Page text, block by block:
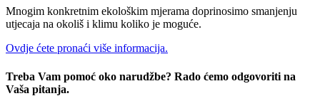
Mnogim konkretnim ekološkim mjerama doprinosimo smanjenju
utjecaja na okoliš i klimu koliko je moguće.
Ovdje ćete pronaći više informacija.
Treba Vam pomoć oko narudžbe? Rado ćemo odgovoriti na
Vaša pitanja.